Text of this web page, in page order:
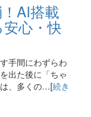
AI搭載
心・快
手間にわずらわ
出た後に「ちゃ
は、多くの…[続き